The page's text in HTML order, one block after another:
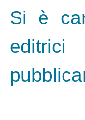
Si è
editrici